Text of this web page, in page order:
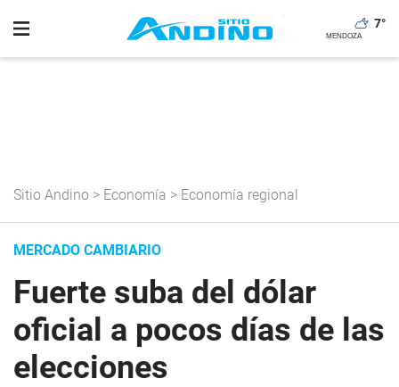
7°
Sitio Andino > Economía > Economía regional
MERCADO CAMBIARIO
Fuerte suba del dólar
oficial a pocos días de las
elecciones